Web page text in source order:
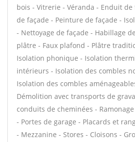
bois - Vitrerie - Véranda - Enduit
de façade - Peinture de façade -
- Nettoyage de façade - Habillage
plâtre - Faux plafond - Plâtre
Isolation phonique - Isolation
intérieurs - Isolation des combles
Isolation des combles
Démolition avec transports de
conduits de cheminées -
- Portes de garage - Placards et
- Mezzanine - Stores - Cloisons -